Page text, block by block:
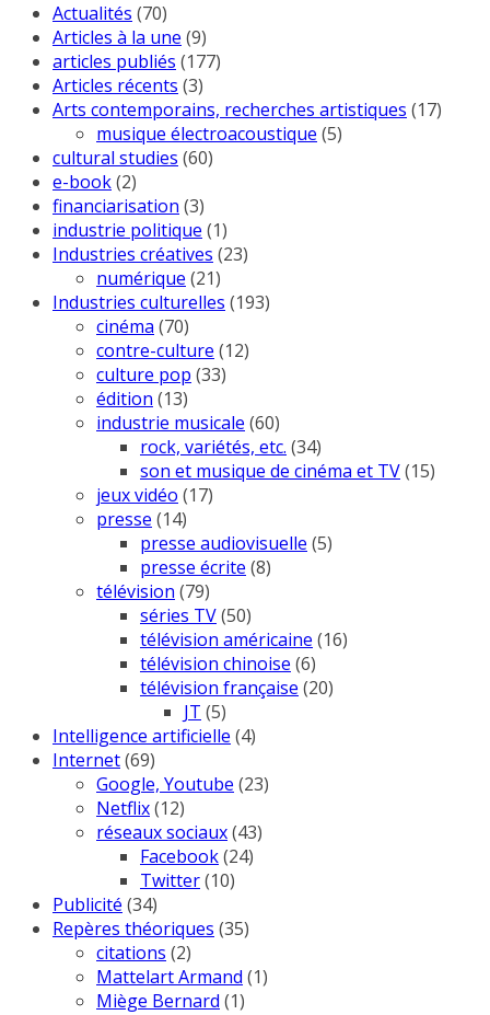
Actualités (70)
Articles à la une (9)
articles publiés (177)
Articles récents (3)
Arts contemporains, recherches artistiques (17)
musique électroacoustique (5)
cultural studies (60)
e-book(2)
financiarisation (3)
industrie politique (1)
Industries créatives (23)
numérique (21)
Industries culturelles (193)
cinéma (70)
contre-culture (12)
culture pop (33)
édition (13)
industrie musicale (60)
rock, variétés, etc. (34)
son et musique de cinéma et TV(15)
jeux vidéo (17)
presse (14)
presse audiovisuelle (5)
presse écrite (8)
télévision (79)
séries TV(50)
télévision américaine (16)
télévision chinoise (6)
télévision française (20)
JT (5)
Intelligence artificielle (4)
Internet(69)
Google, Youtube (23)
Netflix(12)
réseaux sociaux(43)
Facebook(24)
Twitter(10)
Publicité (34)
Repères théoriques (35)
citations (2)
Mattelart Armand (1)
Miège Bernard (1)